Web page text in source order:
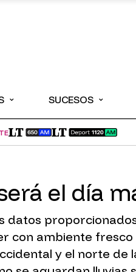
⌄ SUCESOS ⌄
el día
datos
con ambiente
y el norte de